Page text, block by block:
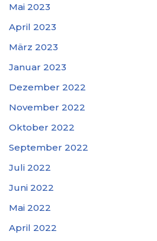
Mai 2023
April 2023
März 2023
Januar 2023
Dezember 2022
November 2022
Oktober 2022
September 2022
Juli 2022
Juni 2022
Mai 2022
April 2022